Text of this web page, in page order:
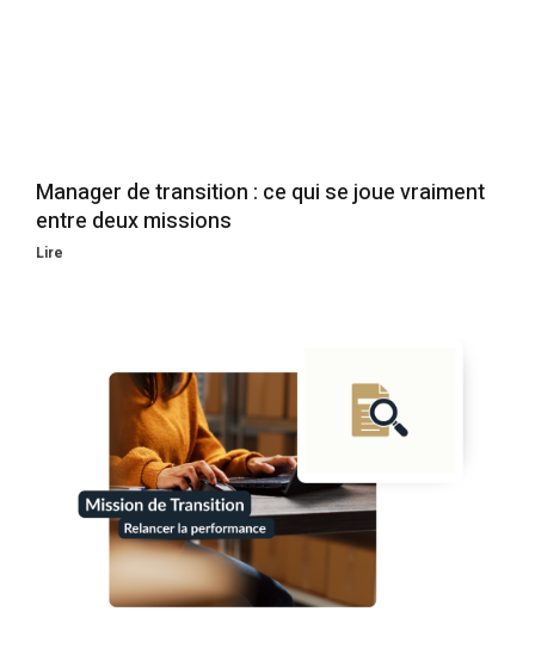
Manager de transition : ce qui se joue vraiment
entre deux missions
Lire